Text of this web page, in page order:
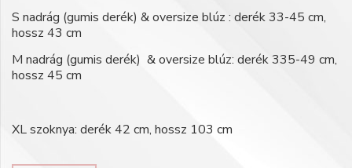
S nadrág (gumis derék) & oversize blúz : derék 33-45 cm,
hossz 43 cm
M nadrág (gumis derék) & oversize blúz: derék 335-49 cm,
hossz 45 cm
XL szoknya: derék 42 cm, hossz 103 cm